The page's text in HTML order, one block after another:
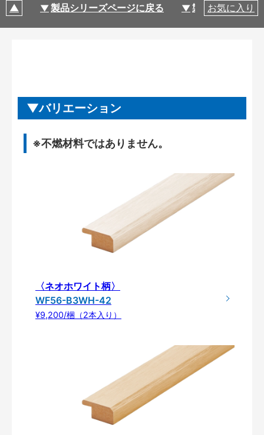
製品シリーズページに戻る 製品仕様
お気に入り
バリエーション
※不燃材料ではありません。
〈ネオホワイト柄〉
WF56-B3WH-42
¥9,200/梱（2本入り）